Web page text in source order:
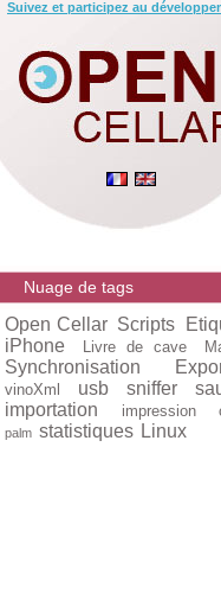
Suivez et participez au
Nuage de tags
Open Cellar Scripts
iPhone Livre de cave
Synchronisation
vinoXml usb sniffer
importation
impression
palm statistiques Linux